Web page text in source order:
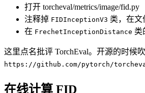
打开 torcheval/metrics/image/fid.py
注释掉 FIDInceptionV3 类，在文
在 FrechetInceptionDistance 类
这里点名批评 TorchEval。开源的时候
https://github.com/pytorch/
在线计算 FID